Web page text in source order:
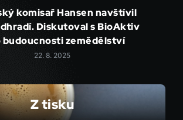
komisař Hansen navštívil
Diskutoval s BioAktiv
budoucnosti zemědělství
22. 8. 2025
Z tisku